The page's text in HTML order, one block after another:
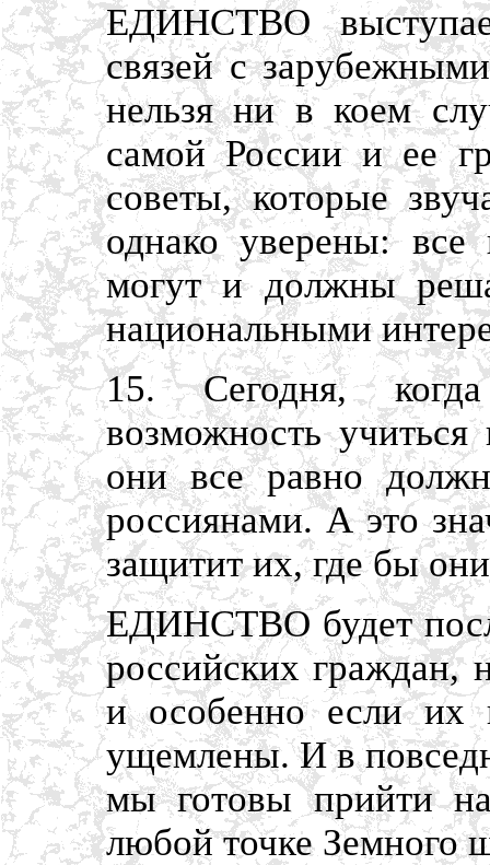
ЕДИНСТВО
связей с
нельзя ни в коем
самой России и ее
советы, которые
однако уверены:
могут и должны
национальными
15. Сегодня,
возможность
они все равно
россиянами. А это
защитит их, где бы
ЕДИНСТВО будет
российских граждан,
и особенно если их
ущемлены. И в
мы готовы прийти
любой точке Земного